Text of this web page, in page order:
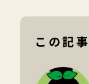
この記